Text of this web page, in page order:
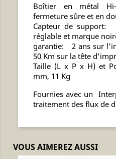
Boîtier en métal
fermeture sûre et en
Capteur de support:
réglable et marque
garantie: 2 ans sur
50 Km sur la tête
Taille (L x P x H) et
mm, 11 Kg
Fournies avec un
traitement des flux de
VOUS AIMEREZ AUSSI